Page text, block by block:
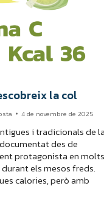
la col
4 de novembre de 2025
i tradicionals de la
des de
protagonista en molts
els mesos freds.
calories, però amb